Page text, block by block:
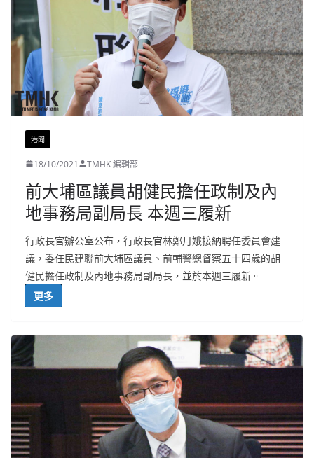
港聞
18/10/2021 TMHK 編輯部
前大埔區議員胡健民擔任政制及內
地事務局副局長 本週三履新
行政長官辦公室公布，行政長官林鄭月娥接納聘任委員會建
議，委任民建聯前大埔區議員、前輔警總督察五十四歲的胡
健民擔任政制及內地事務局副局長，並於本週三履新。
更多